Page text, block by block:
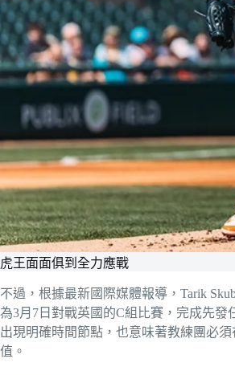
虎王面面俱到全力應戰
不過，根據最新國際媒體報導，Tarik
為3月7日對戰英國的C組比賽，完成先
出現明確時間節點，也意味著教練團必
值。